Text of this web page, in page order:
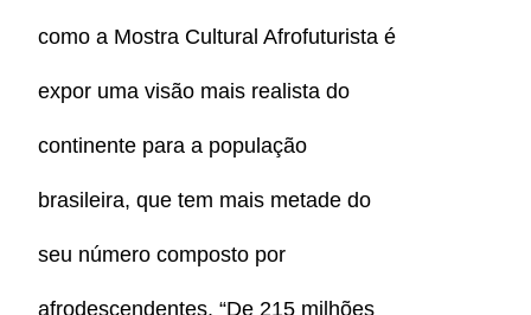
como a Mostra Cultural Afrofuturista é
expor uma visão mais realista do
continente para a população
brasileira, que tem mais metade do
seu número composto por
afrodescendentes. “De 215 milhões